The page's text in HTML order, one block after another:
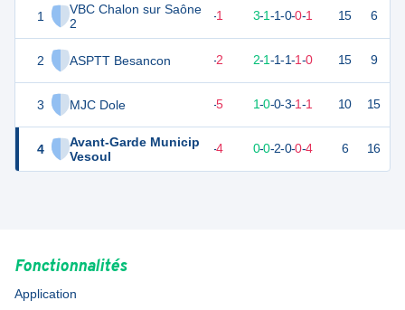
1
VBC Chalon sur Saône
2
2 ASPTT Besancon
3 MJC Dole
4
Avant-Garde Municip
Vesoul
14 6 -1 3-1-1-0-0-1 15 6
12 -2 2-1-1-1-1-0 15 9
-5 1-0-0-3-1-1 10 15
4 6 -4 0-0-2-0-0-4 6 16
Fonctionnalités
Application